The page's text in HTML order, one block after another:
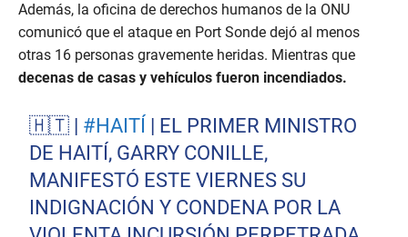
Además, la oficina de derechos humanos de la ONU
comunicó que el ataque en Port Sonde dejó al menos
otras 16 personas gravemente heridas. Mientras que
decenas de casas y vehículos fueron incendiados.
🇭🇹 | #HAITÍ | EL PRIMER MINISTRO
DE HAITÍ, GARRY CONILLE,
MANIFESTÓ ESTE VIERNES SU
INDIGNACIÓN Y CONDENA POR LA